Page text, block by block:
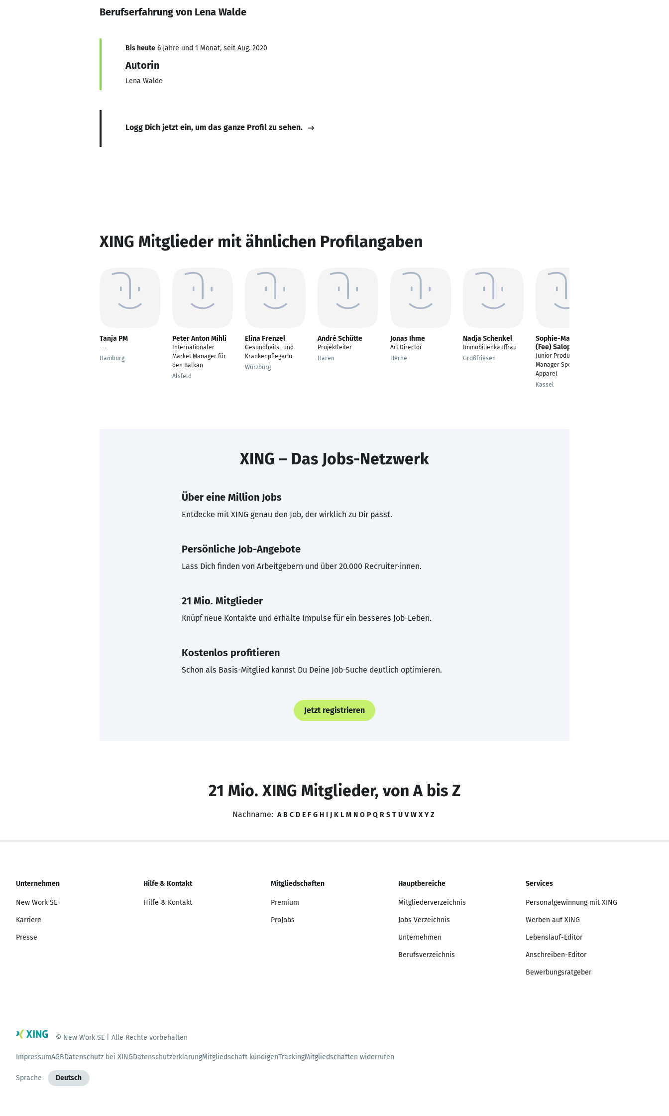
Berufserfahrung von Lena Walde
Bis heute 6 Jahre und 1 Monat, seit Aug. 2020
Autorin
Lena Walde
Logg Dich jetzt ein, um das ganze Profil zu sehen.
XING Mitglieder mit ähnlichen Profilangaben
Tanja PM
---
Hamburg
Peter Anton Mihli
Internationaler
Market Manager für
den Balkan
Alsfeld
Elina Frenzel
Gesundheits- und
Krankenpflegerin
Würzburg
André Schütte
Projektleiter
Haren
Jonas Ihme
Art Director
Herne
Nadja Schenkel
Immobilienkauffrau
Großfriesen
Sophie-Madeleine
(Fee) Salopiata
Junior Product Line
Manager Sportstyle
Apparel
Kassel
XING – Das Jobs-Netzwerk
Über eine Million Jobs
Entdecke mit XING genau den Job, der wirklich zu Dir passt.
Persönliche Job-Angebote
Lass Dich finden von Arbeitgebern und über 20.000 Recruiter·innen.
21 Mio. Mitglieder
Knüpf neue Kontakte und erhalte Impulse für ein besseres Job-Leben.
Kostenlos profitieren
Schon als Basis-Mitglied kannst Du Deine Job-Suche deutlich optimieren.
Jetzt registrieren
21 Mio. XING Mitglieder, von A bis Z
Nachname: A B C D E F G H I J K L M N O P Q R S T U V W X Y Z
Unternehmen
New Work SE
Karriere
Presse
Hilfe & Kontakt
Hilfe & Kontakt
Mitgliedschaften
Premium
ProJobs
Hauptbereiche
Mitgliederverzeichnis
Jobs Verzeichnis
Unternehmen
Berufsverzeichnis
Services
Personalgewinnung mit XING
Werben auf XING
Lebenslauf-Editor
Anschreiben-Editor
Bewerbungsratgeber
© New Work SE | Alle Rechte vorbehalten
ImpressumAGBDatenschutz bei XINGDatenschutzerklärungMitgliedschaft kündigenTrackingMitgliedschaften widerrufen
Sprache Deutsch